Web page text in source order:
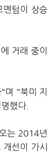
멘텀이 상승
거래 중이
며 "북미 지
했다.
는 2014년
선이 가시